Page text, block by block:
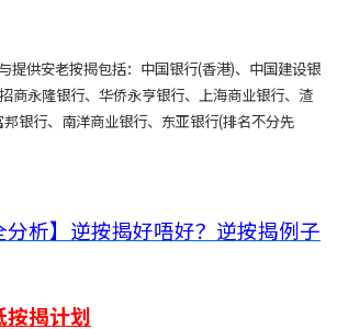
提供安老按揭包括：中国银行(香港)、中国建设银
商永隆银行、华侨永亨银行、上海商业银行、渣
银行、南洋商业银行、东亚银行(排名不分先
分析】逆按揭好唔好？逆按揭例子
按揭计划